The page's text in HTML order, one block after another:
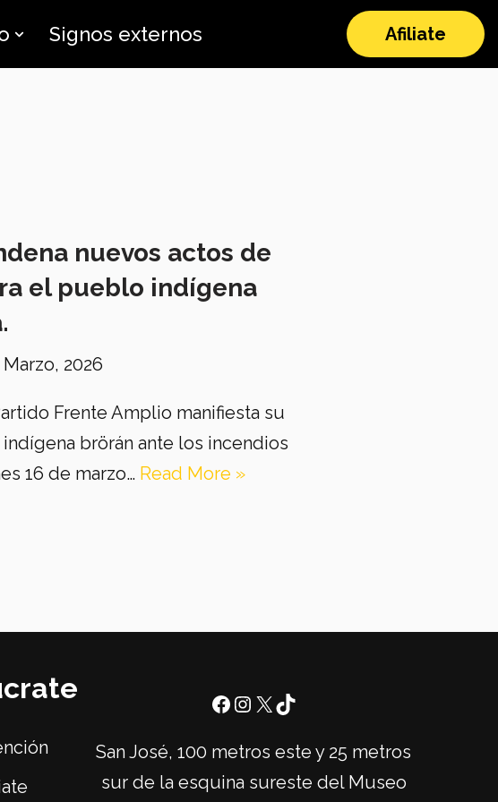
Signos externos Afiliate
nuevos actos de
el pueblo indígena
Marzo, 2026
Frente Amplio manifiesta su
brörán ante los incendios
16 de marzo… Read More »
San José, 100 metros este y 25 metros
sur de la esquina sureste del Museo